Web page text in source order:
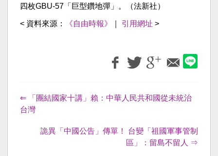
四枚GBU-57「巨型鑽地彈」。（法新社）
< 資料來源： 《自由時報》 引用網址 >
⇐ 「團結國家十講」賴：中華人民共和國從未統治
台灣
詭異「中國公告」傳單！ 台變「祖國軍事管制
區」：留島不留人 ⇒